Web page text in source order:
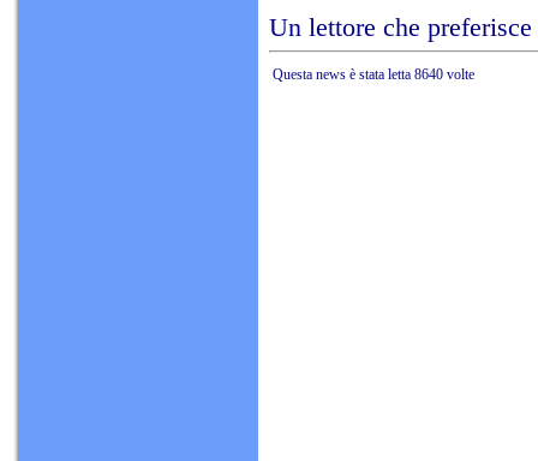
Un lettore che
Questa news è stata letta 8640 volte